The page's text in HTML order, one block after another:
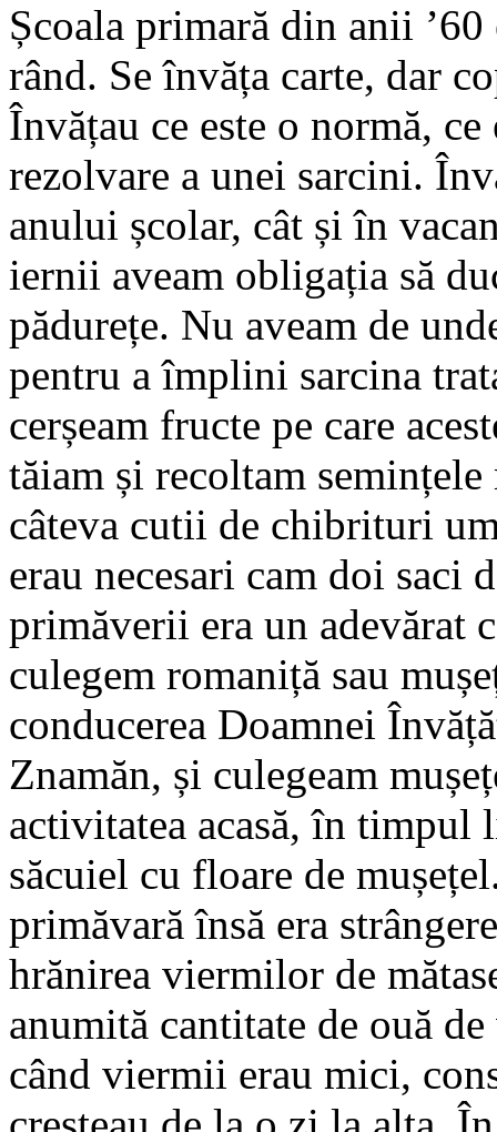
Școala primară din anii
rând. Se învăța carte, dar
Învățau ce este o normă,
rezolvare a unei sarcini.
anului școlar, cât și în
iernii aveam obligația să
pădurețe. Nu aveam de
pentru a împlini sarcina
cerșeam fructe pe care
tăiam și recoltam
câteva cutii de chibrituri
erau necesari cam doi saci
primăverii era un adevărat
culegem romaniță sau
conducerea Doamnei
Znamăn, și culegeam
activitatea acasă, în timpul
săcuiel cu floare de
primăvară însă era
hrănirea viermilor de
anumită cantitate de ouă
când viermii erau mici,